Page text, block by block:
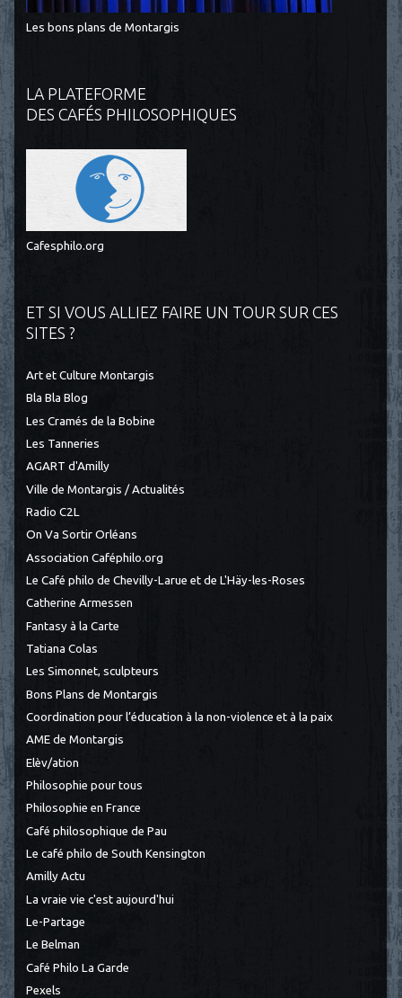
Les bons plans de Montargis
LA PLATEFORME
DES CAFÉS PHILOSOPHIQUES
Cafesphilo.org
ET SI VOUS ALLIEZ FAIRE UN TOUR SUR CES
SITES ?
Art et Culture Montargis
Bla Bla Blog
Les Cramés de la Bobine
Les Tanneries
AGART d'Amilly
Ville de Montargis / Actualités
Radio C2L
On Va Sortir Orléans
Association Caféphilo.org
Le Café philo de Chevilly-Larue et de L'Häy-les-Roses
Catherine Armessen
Fantasy à la Carte
Tatiana Colas
Les Simonnet, sculpteurs
Bons Plans de Montargis
Coordination pour l’éducation à la non-violence et à la paix
AME de Montargis
Elèv/ation
Philosophie pour tous
Philosophie en France
Café philosophique de Pau
Le café philo de South Kensington
Amilly Actu
La vraie vie c'est aujourd'hui
Le-Partage
Le Belman
Café Philo La Garde
Pexels